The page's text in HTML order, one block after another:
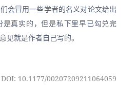
会冒用一些学者的名义对论文给出
真实的，但是私下里早已勾兑完
见就是作者自己写的。
DOI: 10.1177/00207209211064059